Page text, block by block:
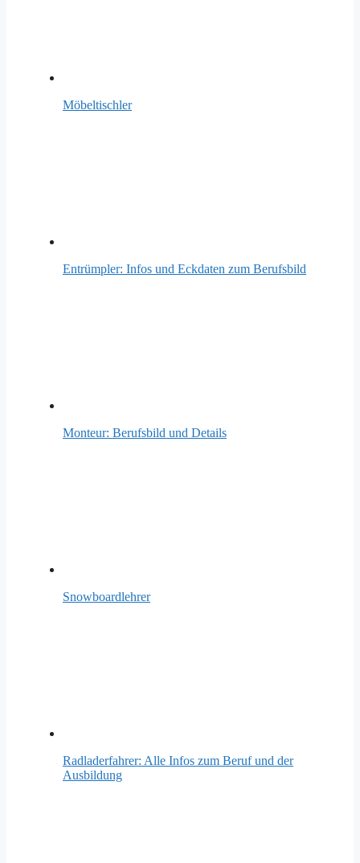
Möbeltischler
Entrümpler: Infos und Eckdaten zum Berufsbild
Monteur: Berufsbild und Details
Snowboardlehrer
Radladerfahrer: Alle Infos zum Beruf und der
Ausbildung